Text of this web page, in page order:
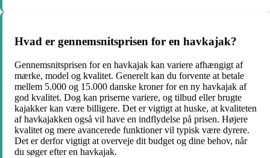
Hvad er gennemsnitsprisen for en havkajak?
Gennemsnitsprisen for en havkajak kan variere afhængigt af
mærke, model og kvalitet. Generelt kan du forvente at betale
mellem 5.000 og 15.000 danske kroner for en ny havkajak af
god kvalitet. Dog kan priserne variere, og tilbud eller brugte
kajakker kan være billigere. Det er vigtigt at huske, at kvaliteten
af havkajakken også vil have en indflydelse på prisen. Højere
kvalitet og mere avancerede funktioner vil typisk være dyrere.
Det er derfor vigtigt at overveje dit budget og dine behov, når
du søger efter en havkajak.